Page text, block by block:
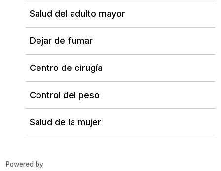
Salud del adulto mayor
Dejar de fumar
Centro de cirugía
Control del peso
Salud de la mujer
Powered by